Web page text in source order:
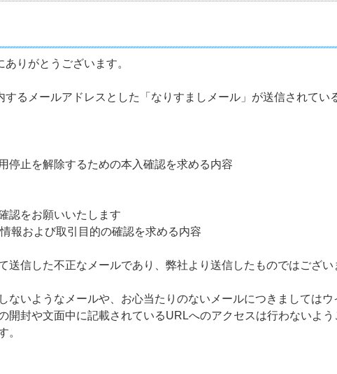
りがとうございます。
るメールアドレスとした「なりすましメール」が送信されてい
停止を解除するための本入確認を求める内容
認をお願いいたします
報および取引目的の確認を求める内容
送信した不正なメールであり、弊社より送信したものではござい
ないようなメールや、お心当たりのないメールにつきましては
開封や文面中に記載されているURLへのアクセスは行わないよう
。